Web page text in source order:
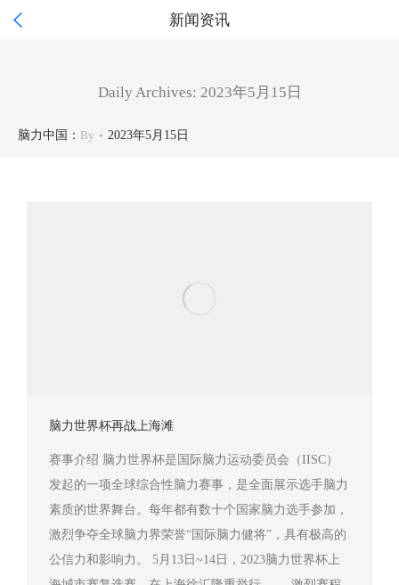
 新闻资讯
Daily Archives: 2023年5月15日
脑力中国： By 2023年5月15日
脑力世界杯再战上海滩
赛事介绍 脑力世界杯是国际脑力运动委员会（IISC）
发起的一项全球综合性脑力赛事，是全面展示选手脑力
素质的世界舞台。每年都有数十个国家脑力选手参加，
激烈争夺全球脑力界荣誉“国际脑力健将”，具有极高的
公信力和影响力。 5月13日~14日，2023脑力世界杯上